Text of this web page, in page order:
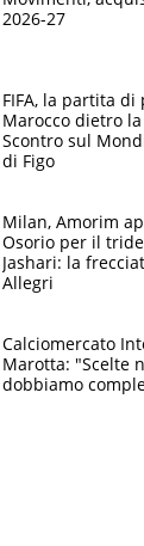
2026-27
FIFA, la partita
Marocco dietro
Scontro sul
di Figo
Milan, Amorim
Osorio per il
Jashari: la
Allegri
Calciomercato
Marotta: "Scelte
dobbiamo